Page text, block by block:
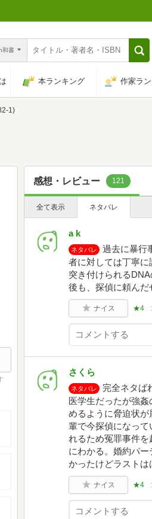
和書
本ランキング 作家ラ
1)
感想・レビュー 121
全て表示 ネタバレ
a k
ネタバレ
過去に暴行
者に対しては丁寧
突き付けられる
後も、探偵に頼ん
ナイス ★4
さくら
ネタバレ
完全ネタば
医学生だったが強
めるように脅迫状
輩で今探偵になっ
れるため冤罪事件
にわかる。婚約パ
かったけどラスト
ナイス ★4